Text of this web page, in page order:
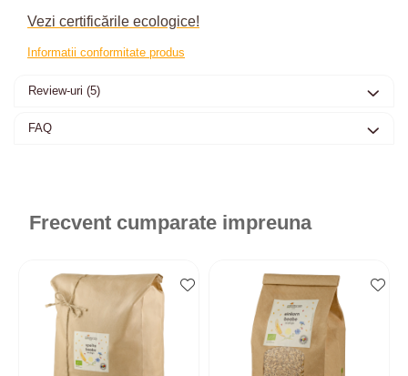
Vezi certificările ecologice!
Informatii conformitate produs
Review-uri (5)
FAQ
Frecvent cumparate impreuna